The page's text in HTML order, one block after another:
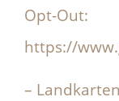
Opt-Out:
https://
–